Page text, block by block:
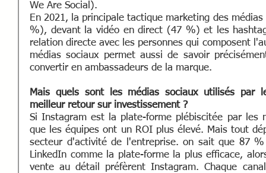
We Are Social).
En 2021, la principale tactique marketing des
%), devant la vidéo en direct (47 %) et les
relation directe avec les personnes qui composent
médias sociaux permet aussi de savoir
convertir en ambassadeurs de la marque.
Mais quels sont les médias sociaux utilisés par
meilleur retour sur investissement ?
Si Instagram est la plate-forme plébiscitée par les
que les équipes ont un ROI plus élevé. Mais tout
secteur d'activité de l'entreprise. on sait que 87 %
LinkedIn comme la plate-forme la plus efficace,
vente au détail préfèrent Instagram. Chaque